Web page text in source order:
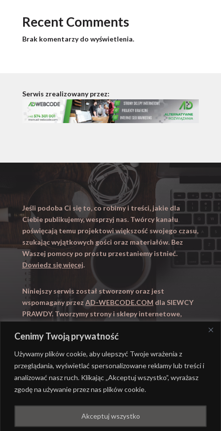
Cenimy Twoją prywatność
Używamy plików cookie, aby ulepszyć Twoje wrażenia z
przeglądania, wyświetlać spersonalizowane reklamy lub treści i
analizować nasz ruch. Klikając „Akceptuj wszystko”, wyrażasz
zgodę na używanie przez nas plików cookie.
Akceptuj wszystko
Recent Comments
Brak komentarzy do wyświetlenia.
Serwis zrealizowany przez:
Jeśli podoba Ci się to, co robimy i treści, jakie dla
Ciebie publikujemy, wesprzyj nas. Twórcy kanału
poświęcają temu projektowi większość swojego czasu,
szukając wyjątkowych gości oraz materiałów. Bez
Waszej pomocy po prostu przestaniemy istnieć.
Dowiedz się więcej.
Niniejszy serwis został stworzony oraz jest
wspomagany przez AD-WEBCODE.COM dla SIEWCY
PRAWDY. Tworzymy strony i sklepy internetowe,
Zapraszamy takze naWYUCZENI.PL
AD-WEBCODE.COM